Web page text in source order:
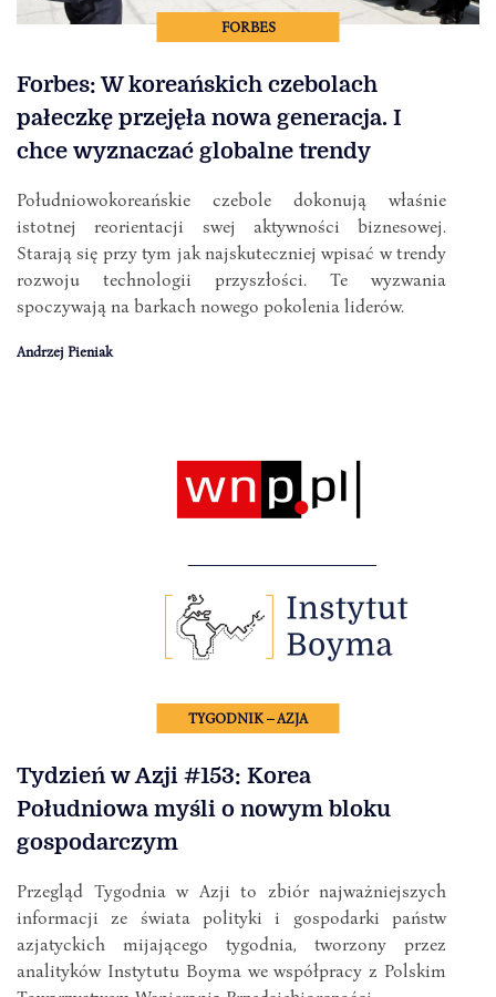
FORBES
Forbes: W koreańskich czebolach
pałeczkę przejęła nowa generacja. I
chce wyznaczać globalne trendy
Południowokoreańskie czebole dokonują właśnie
istotnej reorientacji swej aktywności biznesowej.
Starają się przy tym jak najskuteczniej wpisać w trendy
rozwoju technologii przyszłości. Te wyzwania
spoczywają na barkach nowego pokolenia liderów.
Andrzej Pieniak
TYGODNIK – AZJA
Tydzień w Azji #153: Korea
Południowa myśli o nowym bloku
gospodarczym
Przegląd Tygodnia w Azji to zbiór najważniejszych
informacji ze świata polityki i gospodarki państw
azjatyckich mijającego tygodnia, tworzony przez
analityków Instytutu Boyma we współpracy z Polskim